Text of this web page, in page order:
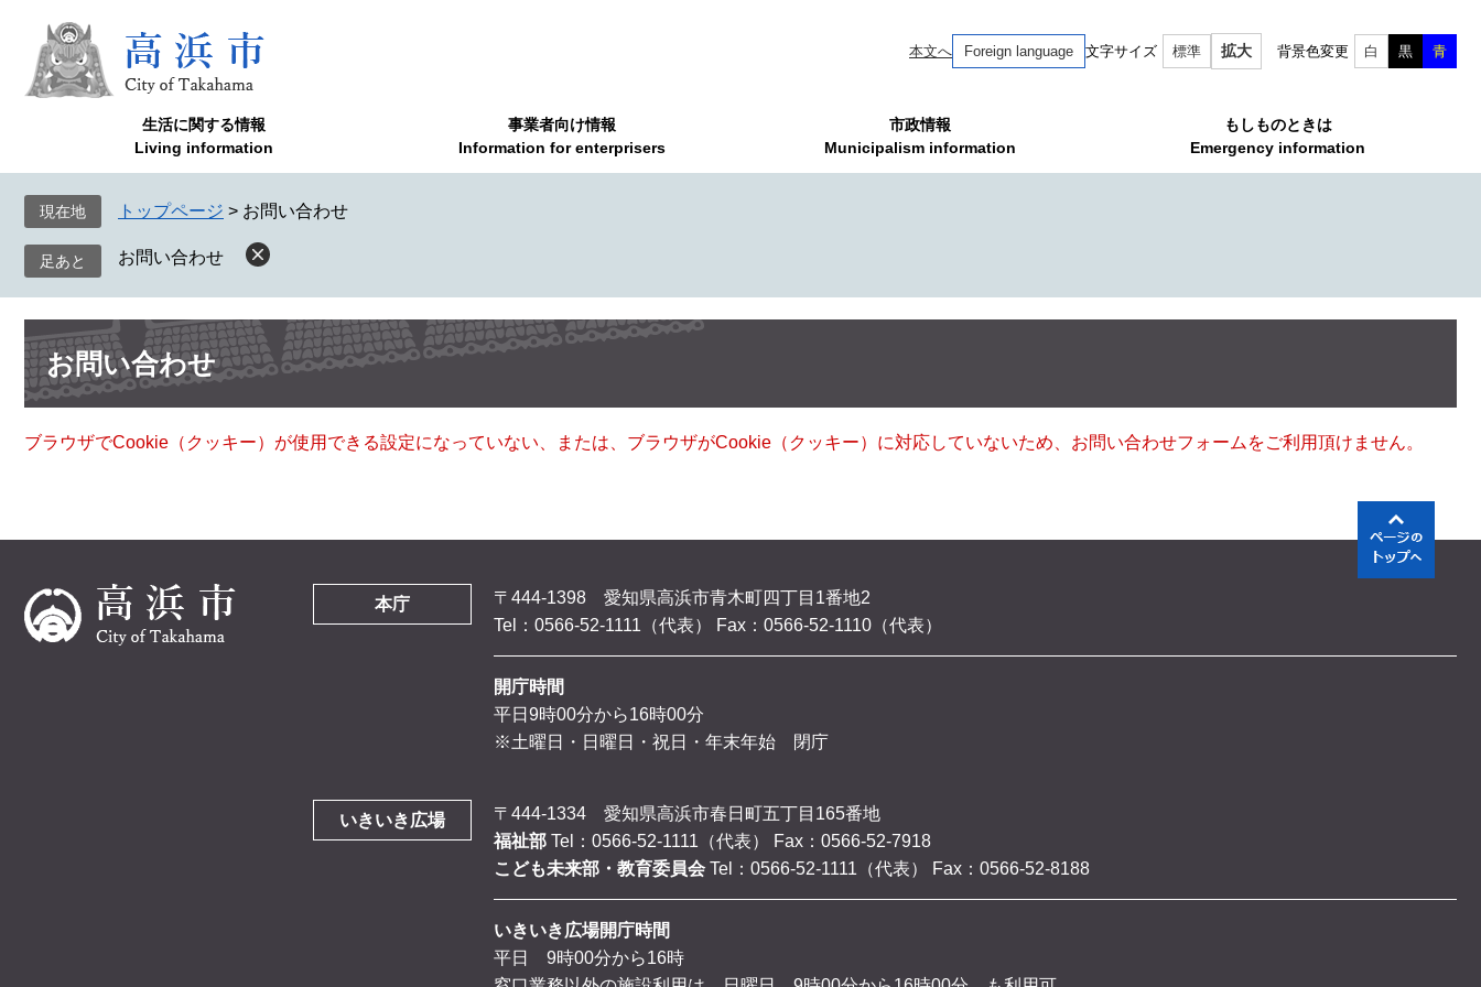
で
ば
へ
本文へ Foreign language 文字サイズ 標準 拡大 背景色変更 白 黒 青
生活に関する情報
Living information
事業者向け情報
Information for enterprisers
市政情報
Municipalism information
もしものときは
Emergency information
現在地 トップページ > お問い合わせ
お問い合わせ
本
文 お問い合わせ
ブラウザでCookie（クッキー）が使用できる設定になっていない、または、ブラウザがCookie（クッキー）に対応していないため、お問い合わせフォームをご利用頂けません。
本庁
〒444-1398 愛知県高浜市青木町四丁目1番地2
Tel：0566-52-1111（代表）
Fax：0566-52-1110（代表）
開庁時間
平日9時00分から16時00分
※土曜日・日曜日・祝日・年末年始 閉庁
いきいき広場
〒444-1334 愛知県高浜市春日町五丁目165番地
福祉部 Tel：0566-52-1111（代表）
Fax：0566-52-7918
こども未来部・教育委員会 Tel：0566-52-1111（代表） Fax：0566-52-8188
いきいき広場開庁時間
平日 9時00分から16時